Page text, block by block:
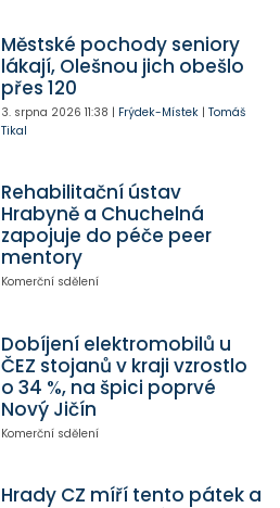
Městské pochody seniory
lákají, Olešnou jich obešlo
přes 120
3. srpna 2026 11:38 | Frýdek-Místek| Tomáš
Tikal
Rehabilitační ústav
Hrabyně a Chuchelná
zapojuje do péče peer
mentory
Komerční sdělení
Dobíjení elektromobilů u
ČEZ stojanů v kraji vzrostlo
o 34 %, na špici poprvé
Nový Jičín
Komerční sdělení
Hrady CZ míří tento pátek a